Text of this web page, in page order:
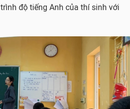
độ tiếng Anh của thí sinh với